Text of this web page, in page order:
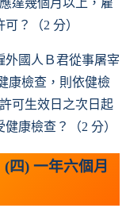
達幾個月以上，雇
？（2 分）
外國人Ｂ君從事屠宰
康檢查，則依健檢
可生效日之次日起
康檢查？（2 分）
) 一年六個月